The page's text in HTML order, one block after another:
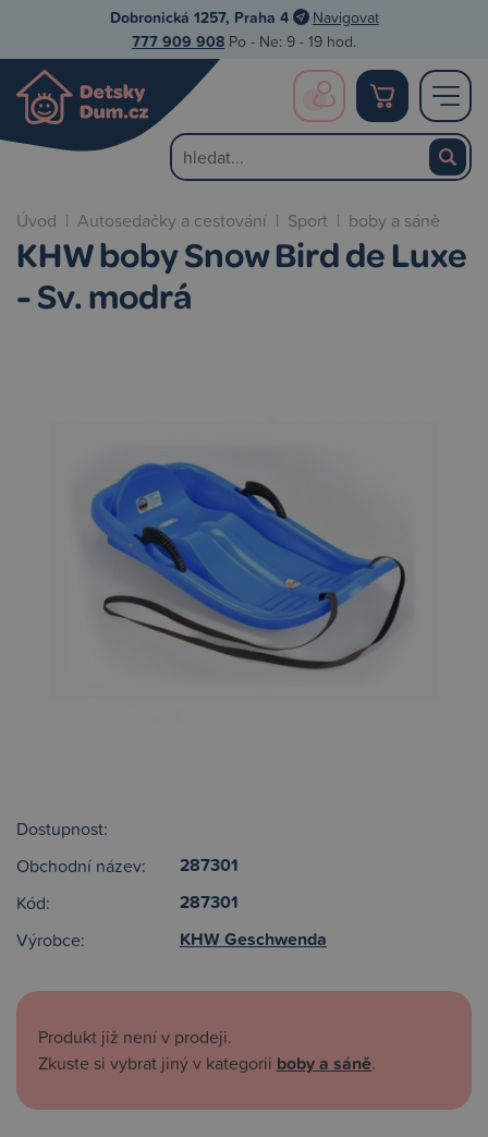
Dobronická 1257, Praha 4 Navigovat
777 909 908 Po - Ne: 9 - 19 hod.
Úvod | Autosedačky a cestování | Sport | boby a sáně
KHW boby Snow Bird de Luxe
- Sv. modrá
Dostupnost:
Obchodní název:
287301
Kód: 287301
Výrobce: KHW Geschwenda
Produkt již není v prodeji.
Zkuste si vybrat jiný v kategorii boby a sáně.